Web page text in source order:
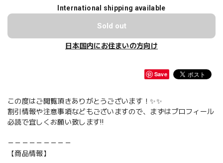
International shipping available
Sold out
日本国内にお住まいの方向け
Save
この度はご閲覧頂きありがとうございます！✨✨
割引情報や注意事項などもございますので、まずはプロフィール
必読で宜しくお願い致します‼️
－－－－－－－－－
【商品情報】